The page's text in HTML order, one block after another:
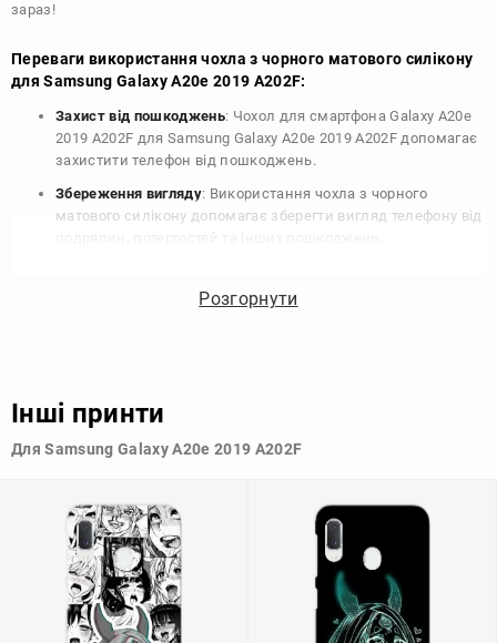
зараз!
Переваги використання чохла з чорного матового силікону
для Samsung Galaxy A20e 2019 A202F:
Захист від пошкоджень: Чохол для смартфона Galaxy A20e
2019 A202F для Samsung Galaxy A20e 2019 A202F допомагає
захистити телефон від пошкоджень.
Збереження вигляду: Використання чохла з чорного
матового силікону допомагає зберегти вигляд телефону від
для Samsung Galaxy A20e 2019 A202F допомагає зберегти
силікону дозволяє підібрати той, що найбільше відповідає
додати зручності в користуванні.
Розгорнути
Інші принти
Для Samsung Galaxy A20e 2019 A202F